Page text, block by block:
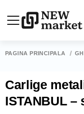
PAGINA PRINCIPALĂ
Carlige
ISTANBUL –